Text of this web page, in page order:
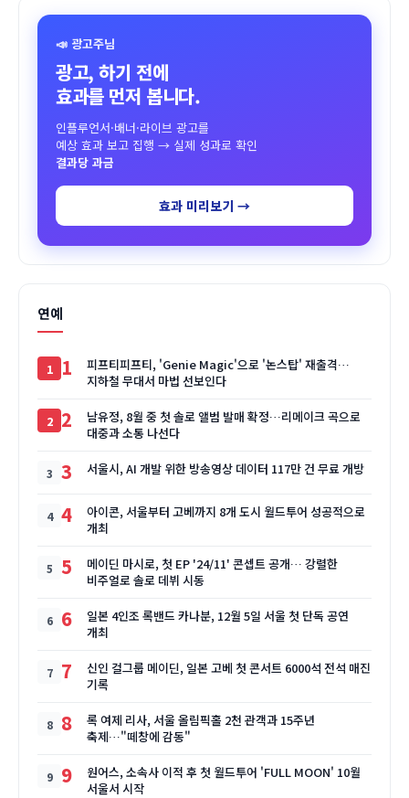
📣 광고주님
광고, 하기 전에
효과를 먼저 봅니다.
인플루언서·배너·라이브 광고를
예상 효과 보고 집행 → 실제 성과로 확인
결과당 과금
효과 미리보기 →
연예
1
피프티피프티, 'Genie Magic'으로 '논스탑' 재출격…
지하철 무대서 마법 선보인다
2
남유정, 8월 중 첫 솔로 앨범 발매 확정…리메이크 곡으로
대중과 소통 나선다
3 서울시, AI 개발 위한 방송영상 데이터 117만 건 무료 개방
4
아이콘, 서울부터 고베까지 8개 도시 월드투어 성공적으로
개최
5
메이딘 마시로, 첫 EP '24/11' 콘셉트 공개… 강렬한
비주얼로 솔로 데뷔 시동
6
일본 4인조 록밴드 카나분, 12월 5일 서울 첫 단독 공연
개최
7
신인 걸그룹 메이딘, 일본 고베 첫 콘서트 6000석 전석 매진
기록
8
록 여제 리사, 서울 올림픽홀 2천 관객과 15주년
축제…"떼창에 감동"
9
원어스, 소속사 이적 후 첫 월드투어 'FULL MOON' 10월
서울서 시작